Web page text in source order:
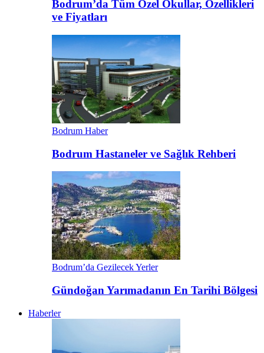
Bodrum’da Tüm Özel Okullar, Özellikleri
ve Fiyatları
Bodrum Haber
Bodrum Hastaneler ve Sağlık Rehberi
Bodrum’da Gezilecek Yerler
Gündoğan Yarımadanın En Tarihi Bölgesi
Haberler